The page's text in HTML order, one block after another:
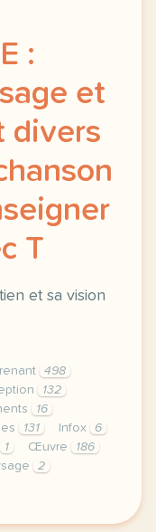
:
et
divers
T
et sa vision
498
132
16
131 Infox
6
1 Œuvre
186
2
est une priorite